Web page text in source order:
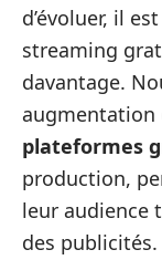
d’évoluer, il
streaming
davantage.
augmentation
plateformes
production,
leur audience
des publicités.